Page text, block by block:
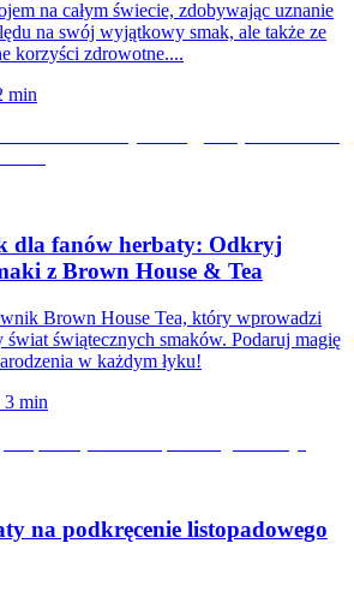
na całym świecie, zdobywając uznanie
na swój wyjątkowy smak, ale także ze
korzyści zdrowotne....
min
dla fanów herbaty: Odkryj
z Brown House & Tea
Brown House Tea, który wprowadzi
świątecznych smaków. Podaruj magię
w każdym łyku!
3 min
na podkręcenie listopadowego